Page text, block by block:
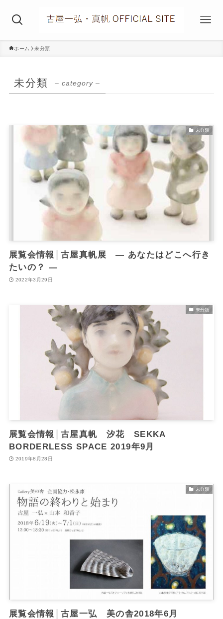
ホーム 未分類
未分類 – category –
未分類
展覧会情報│古屋真帆展 — あなたはどこへ行き
たいの？ —
2022年3月29日
未分類
展覧会情報│古屋真帆 汐花 SEKKA
BORDERLESS SPACE 2019年9月
2019年8月28日
未分類
展覧会情報│古屋一弘 美の舎2018年6月